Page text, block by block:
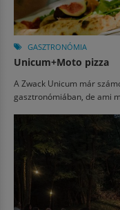
GASZTRONÓMIA
Unicum+Moto pizza
A Zwack Unicum már
gasztronómiában, de ami